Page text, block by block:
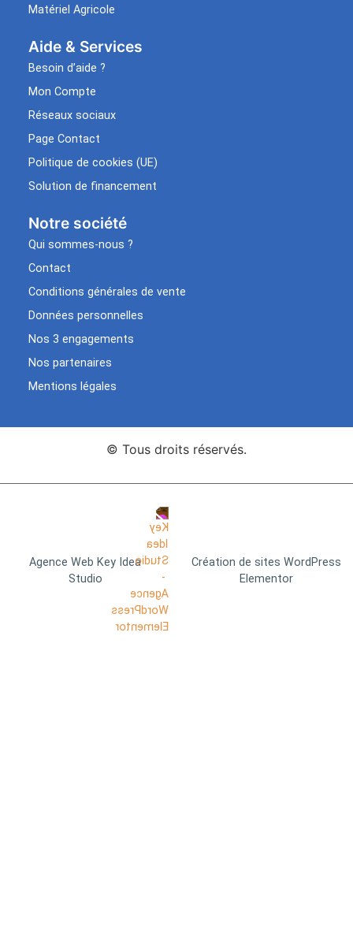
Matériel Agricole
Aide & Services​
Besoin d’aide ?
Mon Compte
Réseaux sociaux
Page Contact
Politique de cookies (UE)
Solution de financement
Notre société
Qui sommes-nous ?
Contact
Conditions générales de vente
Données personnelles
Nos 3 engagements
Nos partenaires
Mentions légales
© Tous droits réservés.
Agence Web Key Idea
Studio
Création de sites WordPress
Elementor